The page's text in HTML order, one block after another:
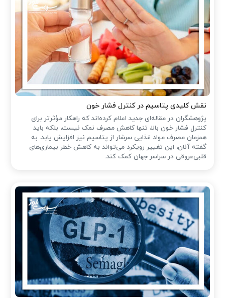
نقش کلیدی پتاسیم در کنترل فشار خون
پژوهشگران در مقاله‌ای جدید اعلام کرده‌اند که راهکار مؤثرتر برای
کنترل فشار خون بالا، تنها کاهش مصرف نمک نیست، بلکه باید
همزمان مصرف مواد غذایی سرشار از پتاسیم نیز افزایش یابد. به
گفته آنان، این تغییر رویکرد می‌تواند به کاهش خطر بیماری‌های
قلبی‌عروقی در سراسر جهان کمک کند.